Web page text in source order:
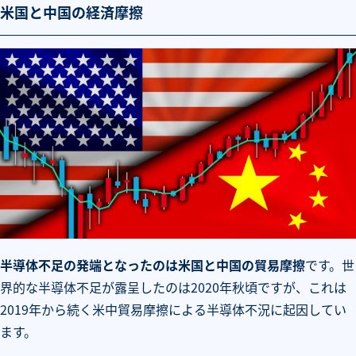
米国と中国の経済摩擦
半導体不足の発端となったのは米国と中国の貿易摩擦です。世
界的な半導体不足が露呈したのは2020年秋頃ですが、これは
2019年から続く米中貿易摩擦による半導体不況に起因してい
ます。